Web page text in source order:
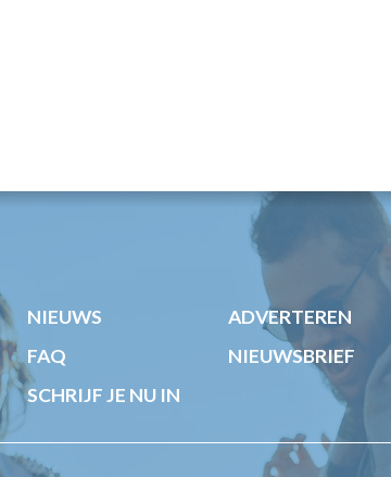
NIEUWS
ADVERTEREN
FAQ
NIEUWSBRIEF
SCHRIJF JE NU IN